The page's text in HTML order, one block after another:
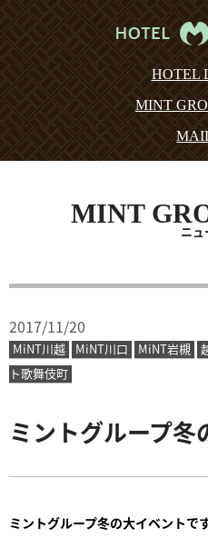
HOTEL
MINT
MINT
ニュ
2017/11/20
MiNT川越 MiNT川口 MiNT岩槻
ト歌舞伎町
ミントグループ冬
ミントグループ冬の大イベントです